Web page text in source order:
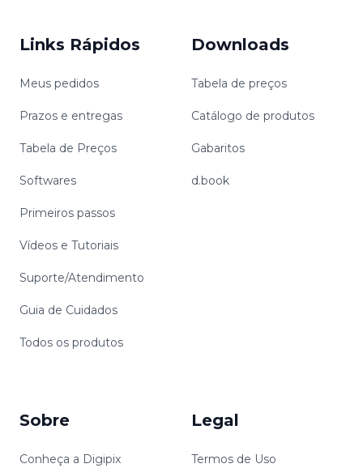
Links Rápidos
Meus pedidos
Prazos e entregas
Tabela de Preços
Softwares
Primeiros passos
Vídeos e Tutoriais
Suporte/Atendimento
Guia de Cuidados
Todos os produtos
Sobre
Conheça a Digipix
Downloads
Tabela de preços
Catálogo de produtos
Gabaritos
d.book
Legal
Termos de Uso